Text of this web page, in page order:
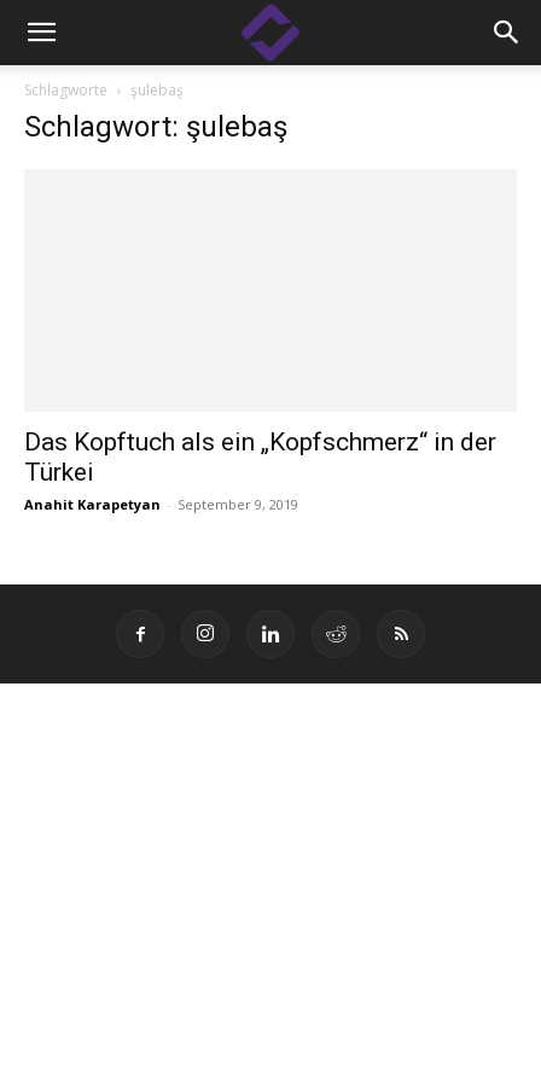
Schlagworte şulebaş
Schlagwort: şulebaş
Das Kopftuch als ein „Kopfschmerz“ in der
Türkei
Anahit Karapetyan - September 9, 2019